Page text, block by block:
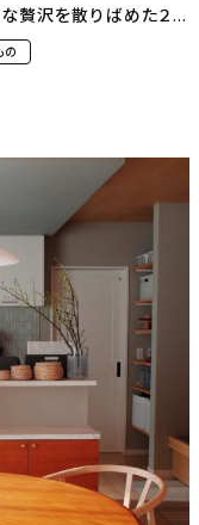
贅沢を散りばめた２１
の